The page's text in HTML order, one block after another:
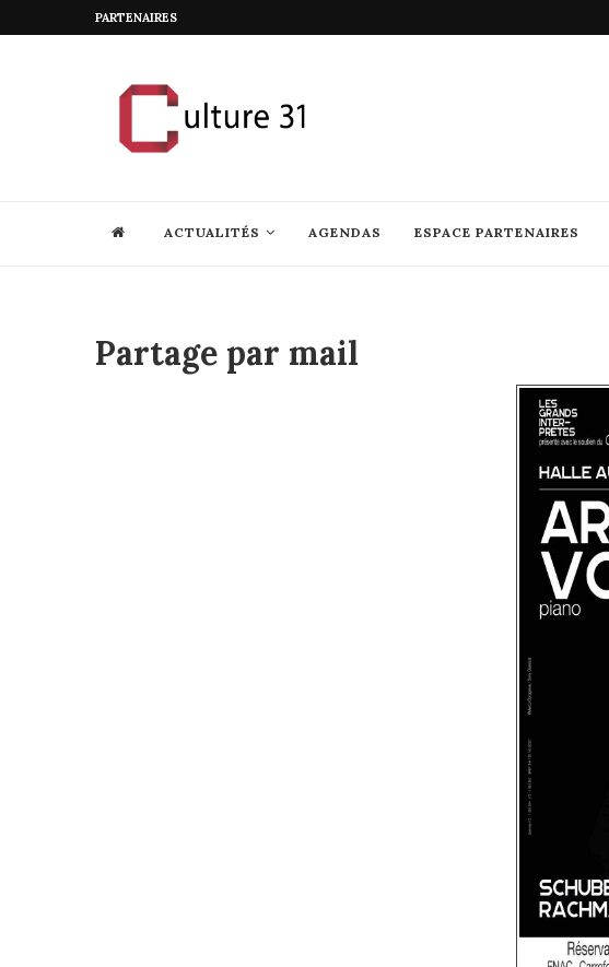
PARTENAIRES
ACTUALITÉS AGENDAS ESPACE PARTENAIRES
Partage par mail